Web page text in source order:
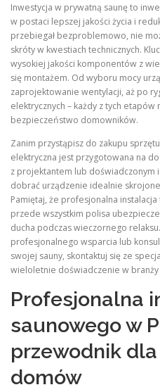
Inwestycja w prywatną saunę to
w postaci lepszej jakości życia i
przebiegał bezproblemowo, nie
skróty w kwestiach technicznych.
wysokiej jakości komponentów z
się montażem. Od wyboru mocy
zaprojektowanie wentylacji, aż po
elektrycznych – każdy z tych
bezpieczeństwo domowników.
Zanim przystąpisz do zakupu
elektryczna jest przygotowana na
z projektantem lub doświadczonym
dobrać urządzenie idealnie
Pamiętaj, że profesjonalna
przede wszystkim polisa
ducha podczas wieczornego
profesjonalnego wsparcia lub
swojej sauny, skontaktuj się ze
wieloletnie doświadczenie w branży
Profesjonalna
saunowego w
przewodnik
domów